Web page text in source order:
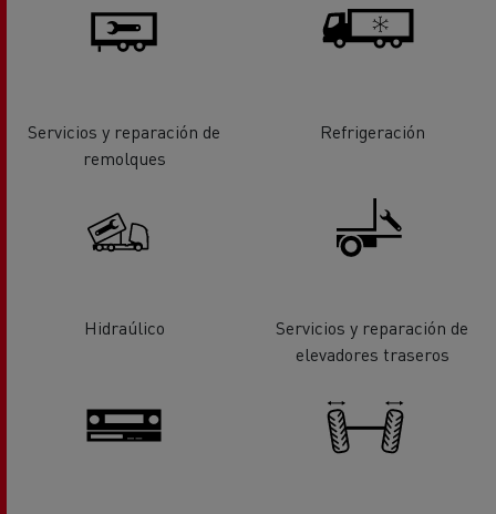
Servicios y reparación de
remolques
Refrigeración
Hidraúlico
Servicios y reparación de
elevadores traseros